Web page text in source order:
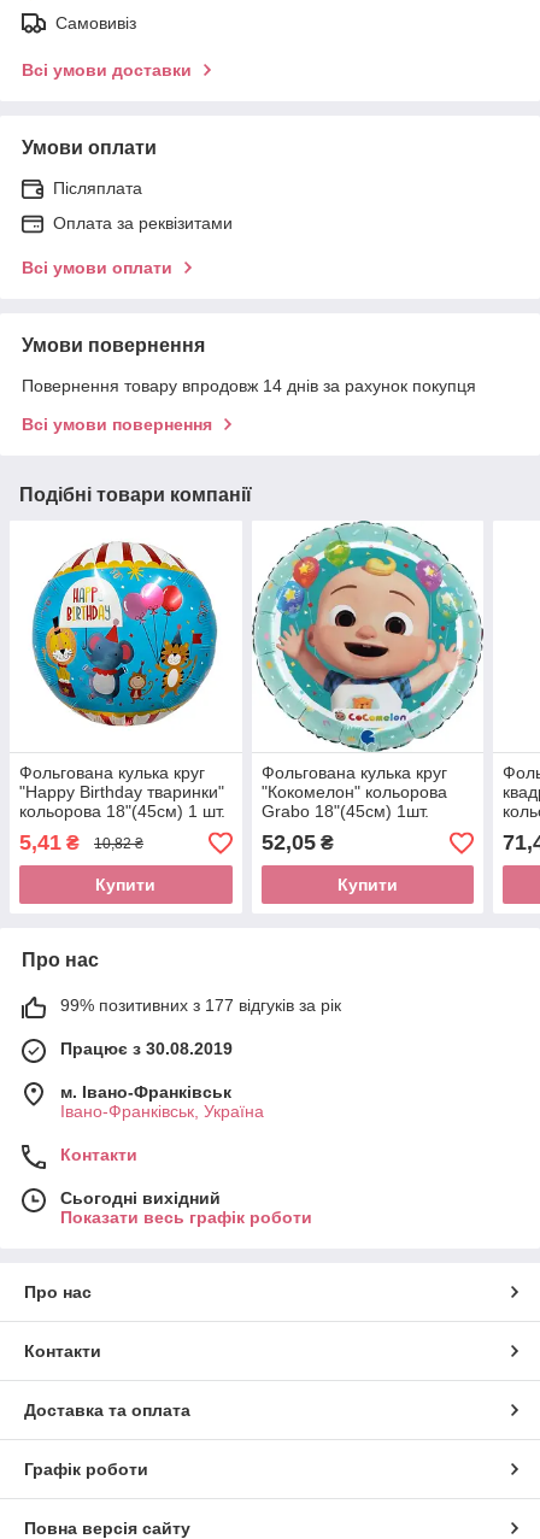
Самовивіз
Всі умови доставки
Умови оплати
Післяплата
Оплата за реквізитами
Всі умови оплати
Умови повернення
Повернення товару впродовж 14 днів за рахунок покупця
Всі умови повернення
Подібні товари компанії
Фольгована кулька круг
"Happy Birthday тваринки"
кольорова 18"(45см) 1 шт.
5,41 ₴ 10,82 ₴
Купити
Фольгована кулька круг
"Кокомелон" кольорова
Grabo 18"(45см) 1шт.
52,05₴
Купити
Про нас
99% позитивних з 177 відгуків за рік
Працює з 30.08.2019
м. Івано-Франківськ
Івано-Франківськ, Україна
Контакти
Сьогодні вихідний
Показати весь графік роботи
Про нас
Контакти
Доставка та оплата
Графік роботи
Повна версія сайту